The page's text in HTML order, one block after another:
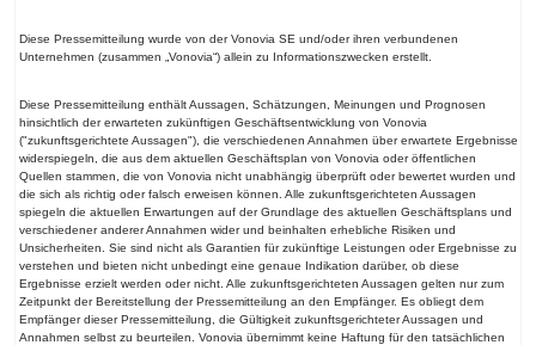
Diese Pressemitteilung wurde von der Vonovia SE und/oder ihren verbundenen
Unternehmen (zusammen „Vonovia“) allein zu Informationszwecken erstellt.
Diese Pressemitteilung enthält Aussagen, Schätzungen, Meinungen und Prognosen
hinsichtlich der erwarteten zukünftigen Geschäftsentwicklung von Vonovia
("zukunftsgerichtete Aussagen"), die verschiedenen Annahmen über erwartete Ergebnisse
widerspiegeln, die aus dem aktuellen Geschäftsplan von Vonovia oder öffentlichen
Quellen stammen, die von Vonovia nicht unabhängig überprüft oder bewertet wurden und
die sich als richtig oder falsch erweisen können. Alle zukunftsgerichteten Aussagen
spiegeln die aktuellen Erwartungen auf der Grundlage des aktuellen Geschäftsplans und
verschiedener anderer Annahmen wider und beinhalten erhebliche Risiken und
Unsicherheiten. Sie sind nicht als Garantien für zukünftige Leistungen oder Ergebnisse zu
verstehen und bieten nicht unbedingt eine genaue Indikation darüber, ob diese
Ergebnisse erzielt werden oder nicht. Alle zukunftsgerichteten Aussagen gelten nur zum
Zeitpunkt der Bereitstellung der Pressemitteilung an den Empfänger. Es obliegt dem
Empfänger dieser Pressemitteilung, die Gültigkeit zukunftsgerichteter Aussagen und
Annahmen selbst zu beurteilen. Vonovia übernimmt keine Haftung für den tatsächlichen